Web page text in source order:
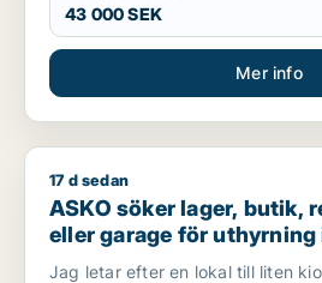
43 000 SEK
Mer info
ASKO söker lager, butik,
17 d sedan
ASKO söker lager, butik,
eller garage för uthyrning
Väsby, Vallentuna eller
Jag letar efter en lokal till liten